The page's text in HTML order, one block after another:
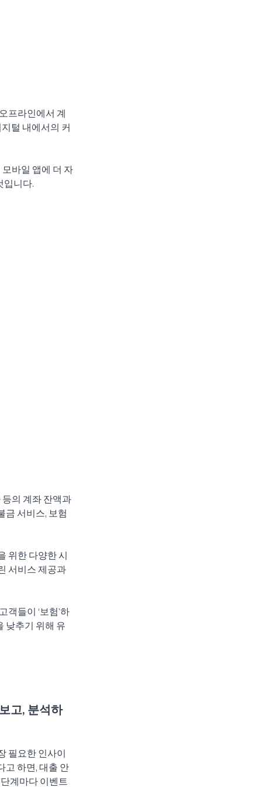
프라인에서 계
털 내에서의 커
입니다.
의 계좌 잔액과
금 서비스, 보험
위한 다양한 시
서비스 제공과
객들이 ‘보험'하
낮추기 위해 유
고, 분석하
필요한 인사이
고 하면, 대출 안
계마다 이벤트